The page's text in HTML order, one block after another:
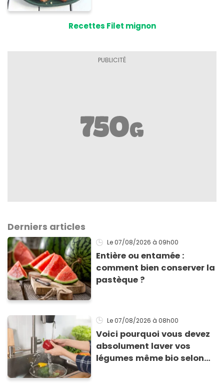
Recettes Filet mignon
Derniers articles
Le 07/08/2026 à 09h00
Entière ou entamée :
comment bien conserver la
pastèque ?
Le 07/08/2026 à 08h00
Voici pourquoi vous devez
absolument laver vos
légumes même bio selon